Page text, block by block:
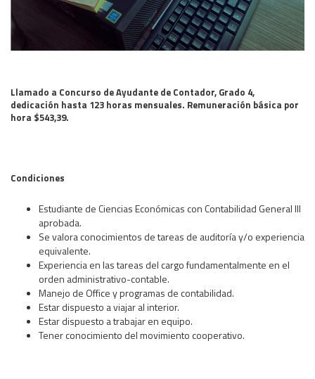
Acerca del Área
Programas Centrales
Revista Dinámica
Recursos Digitales
CONTACTO
Llamado a Concurso de Ayudante de Contador, Grado 4,
dedicación hasta 123 horas mensuales. Remuneración básica por
hora $543,39.
Condiciones
Estudiante de Ciencias Económicas con Contabilidad General III
aprobada.
Se valora conocimientos de tareas de auditoría y/o experiencia
equivalente.
Experiencia en las tareas del cargo fundamentalmente en el
orden administrativo-contable.
Manejo de Office y programas de contabilidad.
Estar dispuesto a viajar al interior.
Estar dispuesto a trabajar en equipo.
Tener conocimiento del movimiento cooperativo.